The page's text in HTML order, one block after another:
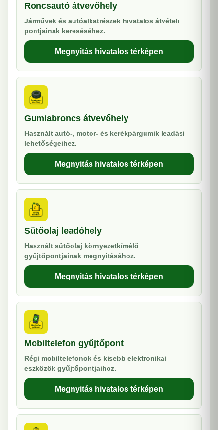
Roncsautó átvevőhely
Járművek és autóalkatrészek hivatalos átvételi
pontjainak kereséséhez.
Megnyitás hivatalos térképen
Gumiabroncs átvevőhely
Használt autó-, motor- és kerékpárgumik leadási
lehetőségeihez.
Megnyitás hivatalos térképen
Sütőolaj leadóhely
Használt sütőolaj környezetkímélő
gyűjtőpontjainak megnyitásához.
Megnyitás hivatalos térképen
Mobiltelefon gyűjtőpont
Régi mobiltelefonok és kisebb elektronikai
eszközök gyűjtőpontjaihoz.
Megnyitás hivatalos térképen